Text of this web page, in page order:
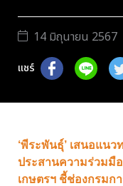
14 มิถุนายน 2567
แชร์
‘พีระพันธุ์’ เสนอแน
ประสานความร่วมมื
เกษตรฯ ชี้ช่องกรมก